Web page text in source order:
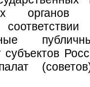
органов